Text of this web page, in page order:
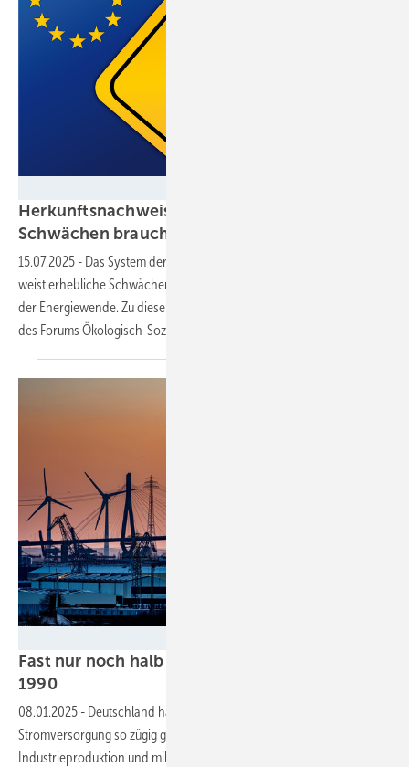
Herkunftsnachweise für Ökostrom: System mit
Schwächen braucht grundlegende
15.07.2025 - Das System der Herkunftsnachweise (HKN) für Ökostrom
weist erhebliche Schwächen auf und verfehlt derzeit wichtige Ziele
der Energiewende. Zu diesem Ergebnis kommt eine aktuelle Analyse
des Forums Ökologisch-Soziale
Fast nur noch halb so viel CO2-Emissionen wie
1990
08.01.2025 - Deutschland hält sein Klimaziel ein, weil die
Stromversorgung so zügig grün wird – aber auch wegen geringer
Industrieproduktion und milderem